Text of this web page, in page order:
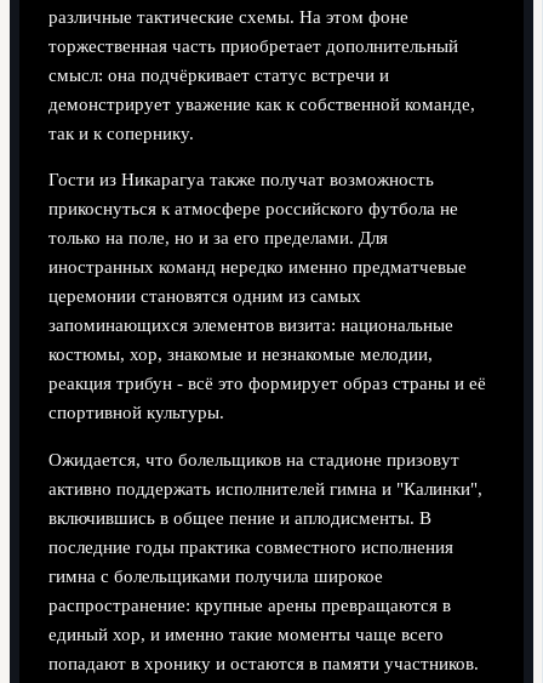
различные тактические схемы. На этом фоне
торжественная часть приобретает дополнительный
смысл: она подчёркивает статус встречи и
демонстрирует уважение как к собственной команде,
так и к сопернику.
Гости из Никарагуа также получат возможность
прикоснуться к атмосфере российского футбола не
только на поле, но и за его пределами. Для
иностранных команд нередко именно предматчевые
церемонии становятся одним из самых
запоминающихся элементов визита: национальные
костюмы, хор, знакомые и незнакомые мелодии,
реакция трибун - всё это формирует образ страны и её
спортивной культуры.
Ожидается, что болельщиков на стадионе призовут
активно поддержать исполнителей гимна и "Калинки",
включившись в общее пение и аплодисменты. В
последние годы практика совместного исполнения
гимна с болельщиками получила широкое
распространение: крупные арены превращаются в
единый хор, и именно такие моменты чаще всего
попадают в хронику и остаются в памяти участников.